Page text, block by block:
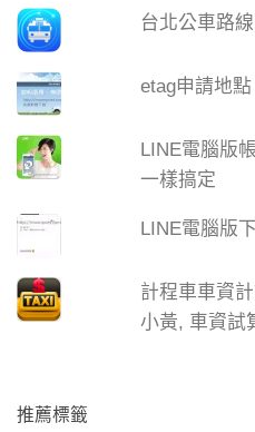
台北公車路
etag申請地
LINE電腦版
一樣搞定
LINE電腦版
計程車車資
小黃, 車資試
推薦標籤